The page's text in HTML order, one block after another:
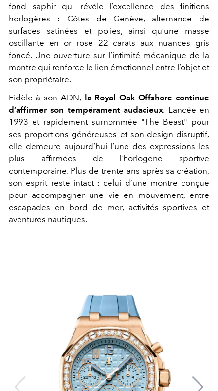
fond saphir qui révèle l’excellence des finitions
horlogères : Côtes de Genève, alternance de
surfaces satinées et polies, ainsi qu’une masse
oscillante en or rose 22 carats aux nuances gris
foncé. Une ouverture sur l’intimité mécanique de la
montre qui renforce le lien émotionnel entre l’objet et
son propriétaire.
Fidèle à son ADN, la Royal Oak Offshore continue
d’affirmer son tempérament audacieux. Lancée en
1993 et rapidement surnommée "The Beast" pour
ses proportions généreuses et son design disruptif,
elle demeure aujourd’hui l’une des expressions les
plus affirmées de l’horlogerie sportive
contemporaine. Plus de trente ans après sa création,
son esprit reste intact : celui d’une montre conçue
pour accompagner une vie en mouvement, entre
escapades en bord de mer, activités sportives et
aventures nautiques.